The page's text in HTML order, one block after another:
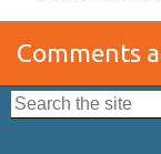
Comments